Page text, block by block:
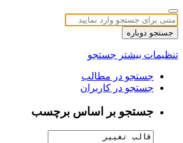
جستجو دوباره
تنظیمات بیشتر جستجو
جستجو در مطالب
جستجو در کاربران
جستجو بر اساس برچسب